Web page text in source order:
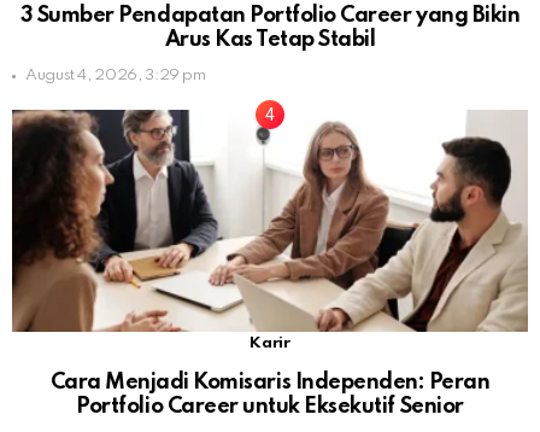
3 Sumber Pendapatan Portfolio Career yang Bikin
Arus Kas Tetap Stabil
August 4, 2026, 3:29 pm
Karir
Cara Menjadi Komisaris Independen: Peran
Portfolio Career untuk Eksekutif Senior